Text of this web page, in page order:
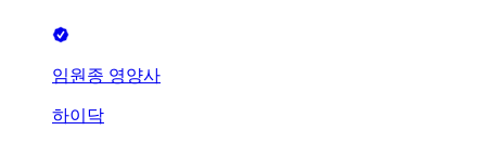
임원종 영양사
하이닥